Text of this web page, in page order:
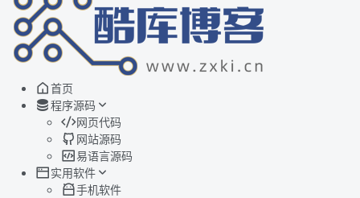
首页
程序源码
网页代码
网站源码
易语言源码
实用软件
手机软件